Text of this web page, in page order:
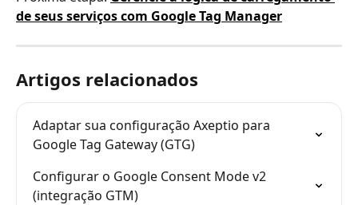
de seus serviços com Google Tag Manager
Artigos relacionados
Adaptar sua configuração Axeptio para
Google Tag Gateway (GTG)
Configurar o Google Consent Mode v2
(integração GTM)